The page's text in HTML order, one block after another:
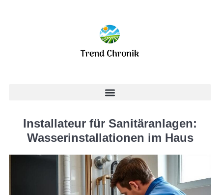
Installateur für Sanitäranlagen:
Wasserinstallationen im Haus